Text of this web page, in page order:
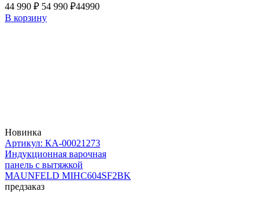
44 990 ₽ 54 990 ₽44990
В корзину
Новинка
Артикул: КА-00021273
Индукционная варочная
панель с вытяжкой
MAUNFELD MIHC604SF2BK
предзаказ